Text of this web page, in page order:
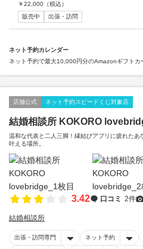
￥22,000 （税込）
販売中
出張・訪問
ネット予約カレンダー
ネット予約で最大10,000円分のAmazonギフトカ
店舗公式 ネット予約スピードくじ対象店
結婚相談所 KOKORO
温和な代表と二人三脚！縁結びアプリに疲れた
叶える場所。
3.42 口コミ 2件
結婚相談所
出張・訪問専門 ネット予約